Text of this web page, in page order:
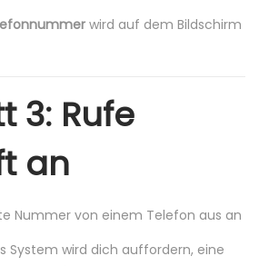
wird auf dem Bildschirm
3: Rufe
an
Nummer von einem Telefon aus an
System wird dich auffordern, eine